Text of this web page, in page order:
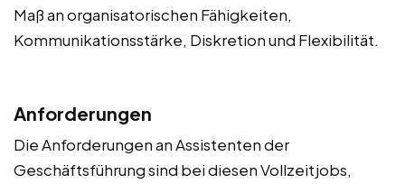
Maß an organisatorischen Fähigkeiten,
Kommunikationsstärke, Diskretion und Flexibilität.
Anforderungen
Die Anforderungen an Assistenten der
Geschäftsführung sind bei diesen Vollzeitjobs,